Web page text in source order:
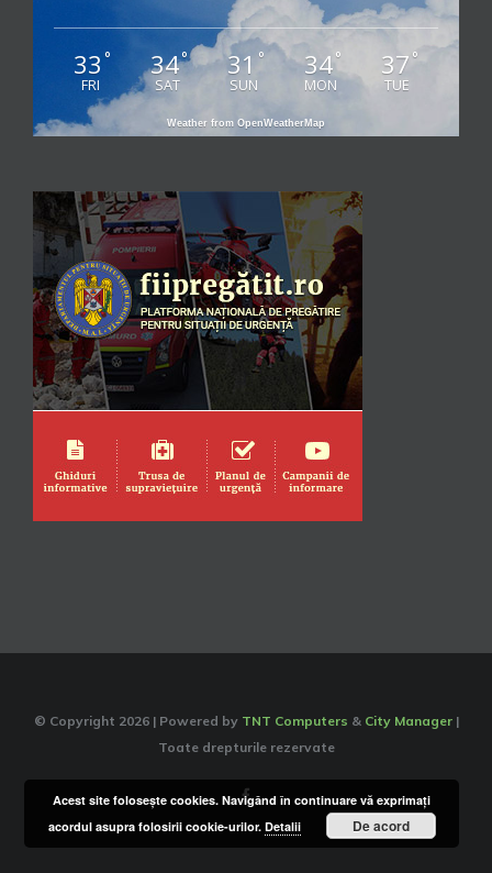
33 °
FRI
34°
SAT
31°
SUN
34°
MON
37 °
TUE
Weather from OpenWeatherMap
© Copyright 2026 | Powered by TNT Computers & City Manager|
Toate drepturile rezervate
Facebook
Acest site foloseşte cookies. Navigând în continuare vă exprimaţi
acordul asupra folosirii cookie-urilor. Detalii De acord